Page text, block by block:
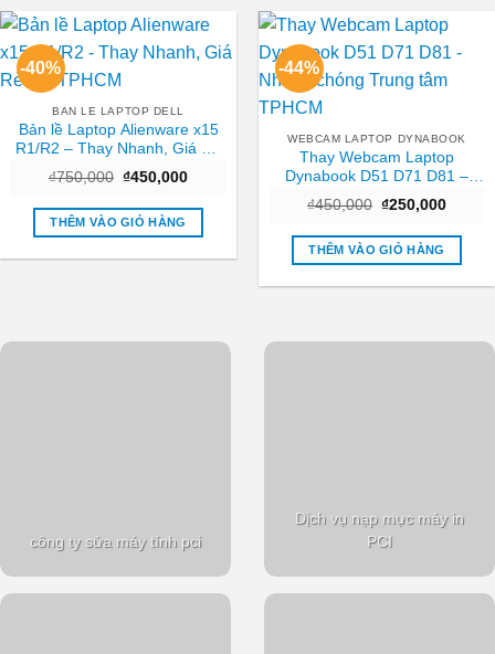
-40%
BAN LE LAPTOP DELL
Bản lề Laptop Alienware x15
R1/R2 – Thay Nhanh, Giá Rẻ
₫750,000 Giá
là:
₫750,000.
₫450,000Giá
tại
₫450,000.
THÊM VÀO GIỎ HÀNG
-44%
WEBCAM LAPTOP DYNABOOK
Thay Webcam Laptop
Dynabook D51 D71 D81 –
TPHCM
₫450,000 Giá
là:
₫450,000.
₫250,000Giá
tại
THÊM VÀO GIỎ HÀNG
công ty sửa máy tính pci
Dịch vụ nạp mực máy in
PCI